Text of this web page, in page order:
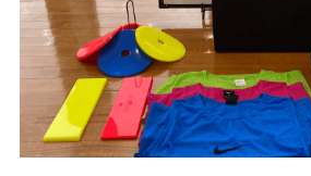
Pilates & Conditioning
カフェラウンジ
レンタル用品
アクセス
プログラム
個人参加プログラム
コンタクト